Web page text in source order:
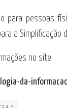
para pessoas
a
no site:
da-